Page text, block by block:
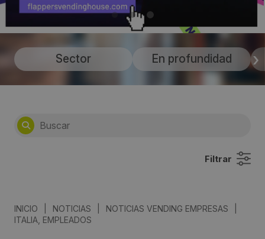
Sector En profundidad
Filtrar
INICIO NOTICIAS NOTICIAS VENDING EMPRESAS
ITALIA, EMPLEADOS